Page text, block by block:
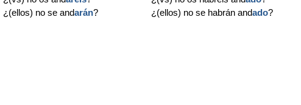
¿(ellos) no se andarán?
¿(ellos) no se habrán andado?